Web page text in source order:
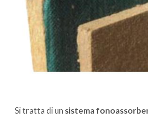
Si tratta di un sistema